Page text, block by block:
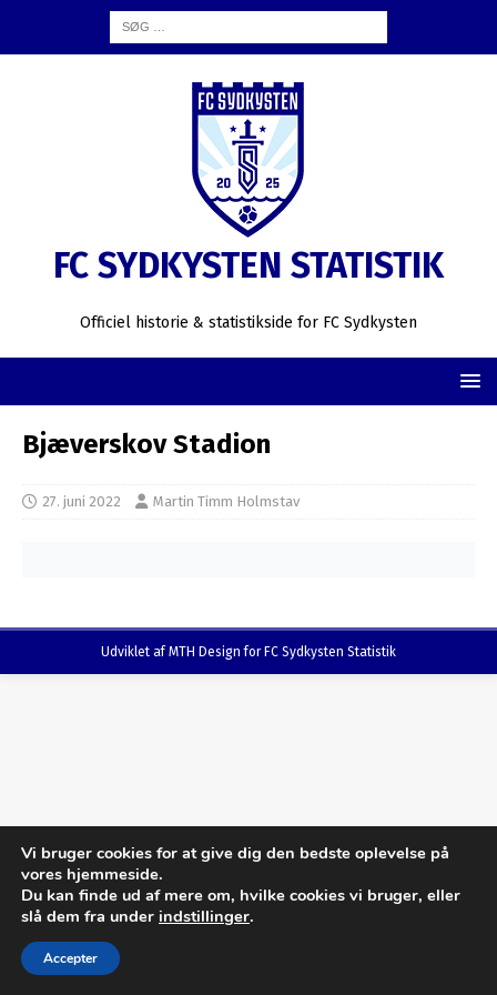
FC SYDKYSTEN STATISTIK
Officiel historie & statistikside for FC Sydkysten
Bjæverskov Stadion
27. juni 2022 Martin Timm Holmstav
Udviklet af MTH Design for FC Sydkysten Statistik
Vi bruger cookies for at give dig den bedste oplevelse på
vores hjemmeside.
Du kan finde ud af mere om, hvilke cookies vi bruger, eller
slå dem fra under indstillinger.
Accepter